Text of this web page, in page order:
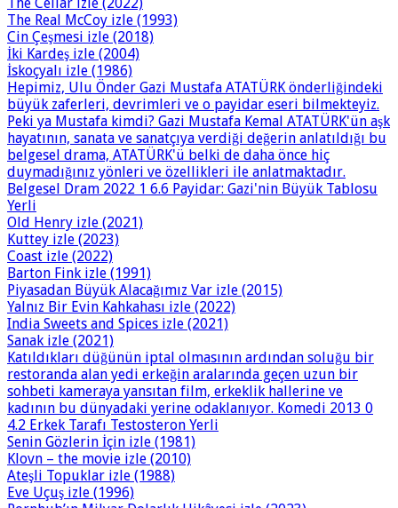
The Real McCoy izle (1993)
Cin Çeşmesi izle (2018)
İki Kardeş izle (2004)
İskoçyalı izle (1986)
Hepimiz, Ulu Önder Gazi Mustafa ATATÜRK önderliğindeki
büyük zaferleri, devrimleri ve o payidar eseri bilmekteyiz.
Peki ya Mustafa kimdi? Gazi Mustafa Kemal ATATÜRK'ün aşk
hayatının, sanata ve sanatçıya verdiği değerin anlatıldığı bu
belgesel drama, ATATÜRK'ü belki de daha önce hiç
duymadığınız yönleri ve özellikleri ile anlatmaktadır.
Belgesel Dram 2022 1 6.6 Payidar: Gazi'nin Büyük Tablosu
Yerli
Old Henry izle (2021)
Kuttey izle (2023)
Coast izle (2022)
Barton Fink izle (1991)
Piyasadan Büyük Alacağımız Var izle (2015)
Yalnız Bir Evin Kahkahası izle (2022)
India Sweets and Spices izle (2021)
Sanak izle (2021)
Katıldıkları düğünün iptal olmasının ardından soluğu bir
restoranda alan yedi erkeğin aralarında geçen uzun bir
sohbeti kameraya yansıtan film, erkeklik hallerine ve
kadının bu dünyadaki yerine odaklanıyor. Komedi 2013 0
4.2 Erkek Tarafı Testosteron Yerli
Senin Gözlerin İçin izle (1981)
Klovn – the movie izle (2010)
Ateşli Topuklar izle (1988)
Eve Uçuş izle (1996)